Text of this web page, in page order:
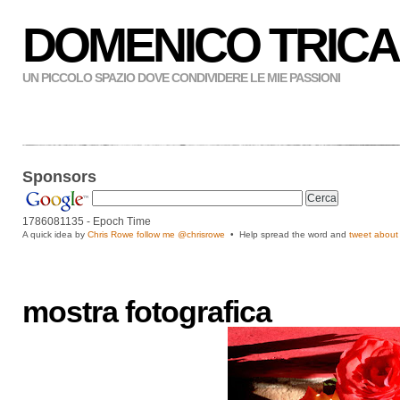
DOMENICO
UN PICCOLO SPAZIO DOVE CONDIVIDERE LE MIE PASSIONI
Sponsors
1786081136 - Epoch Time
A quick idea by Chris Rowe follow me @chrisrowe • Help spread the word and tweet
mostra fotografica